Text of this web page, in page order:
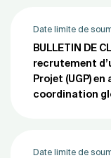
Date limite de
BULLETIN DE
recrutement
Projet (UGP) en
coordination
Date limite de